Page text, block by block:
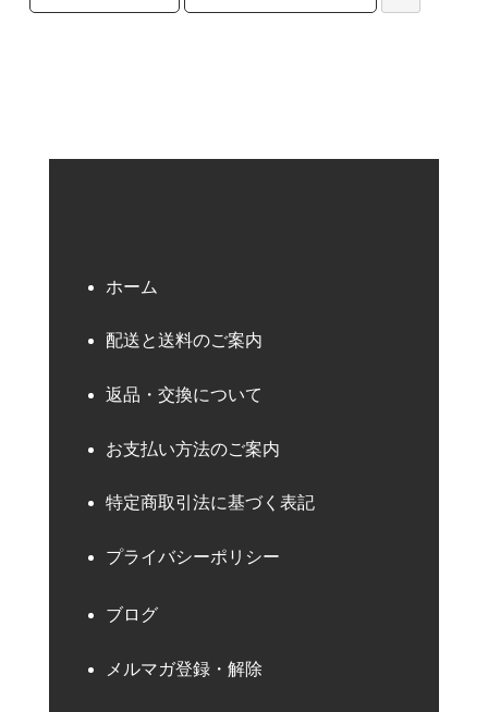
ホーム
配送と送料のご案内
返品・交換について
お支払い方法のご案内
特定商取引法に基づく表記
プライバシーポリシー
ブログ
メルマガ登録・解除